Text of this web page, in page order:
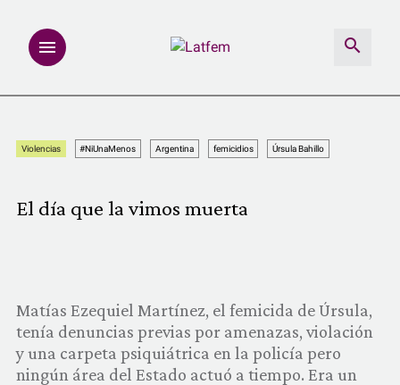
MULTIMEDIA
LATFEMLAB.
PRODUCTOS
Violencias #NiUnaMenos Argentina femicidios Úrsula Bahillo
El día que la vimos muerta
Matías Ezequiel Martínez, el femicida de Úrsula,
tenía denuncias previas por amenazas, violación
y una carpeta psiquiátrica en la policía pero
ningún área del Estado actuó a tiempo. Era un